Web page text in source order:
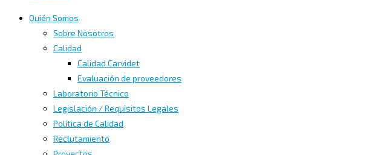
Quién Somos
Sobre Nosotros
Calidad
Calidad Carvidet
Evaluación de proveedores
Laboratorio Técnico
Legislación / Requisitos Legales
Política de Calidad
Reclutamiento